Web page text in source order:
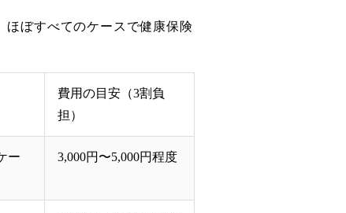
ほぼすべてのケースで健康保険
費用の目安（3割負
担）
ー
3,000円〜5,000円程度